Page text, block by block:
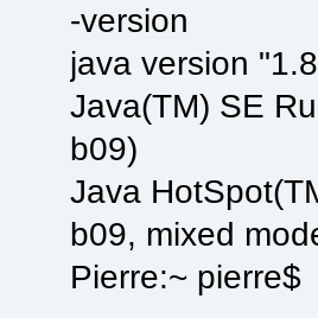
-version
java version
Java(TM) SE
b09)
Java
b09, mixed
Pierre:~ pierre$